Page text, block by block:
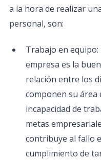
a la hora de realizar
personal, son:
Trabajo en
empresa es la
relación entre los
componen su área
incapacidad de
metas
contribuye al fallo
cumplimiento de